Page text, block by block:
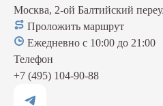
Москва, 2-ой Балтийский
Проложить маршрут
Ежедневно с 10:00 до 21:00
Телефон
+7 (495) 104-90-88